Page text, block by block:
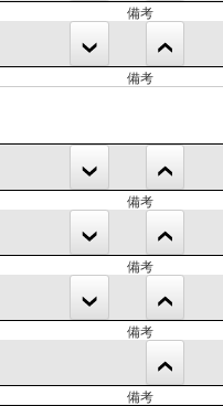
備考
備考
備考
備考
備考
備考